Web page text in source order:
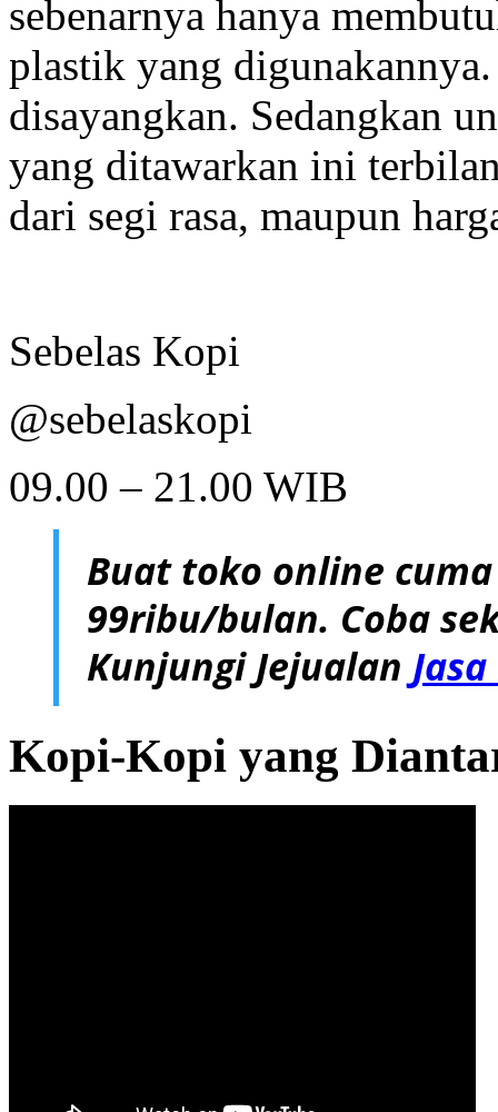
sebenarnya hanya
plastik yang
disayangkan. Sedangkan
yang ditawarkan ini
dari segi rasa, maupun
Sebelas Kopi
@sebelaskopi
09.00 – 21.00 WIB
Buat toko online
99ribu/bulan. Coba
Kunjungi Jejualan
Kopi-Kopi yang